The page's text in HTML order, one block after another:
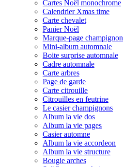
Cartes Noël monochrome
Calendrier Xmas time
Carte chevalet
Panier Noël
Marque-page champignon
Mini-album automnale
Boite surprise automnale
Cadre automnale
Carte arbres
Page de garde
Carte citrouille
Citrouilles en feutrine
Le casier champignons
Album la vie dos
Album la vie pages
Casier automne
Album la vie accordeon
Album la vie structure
Bougie arches